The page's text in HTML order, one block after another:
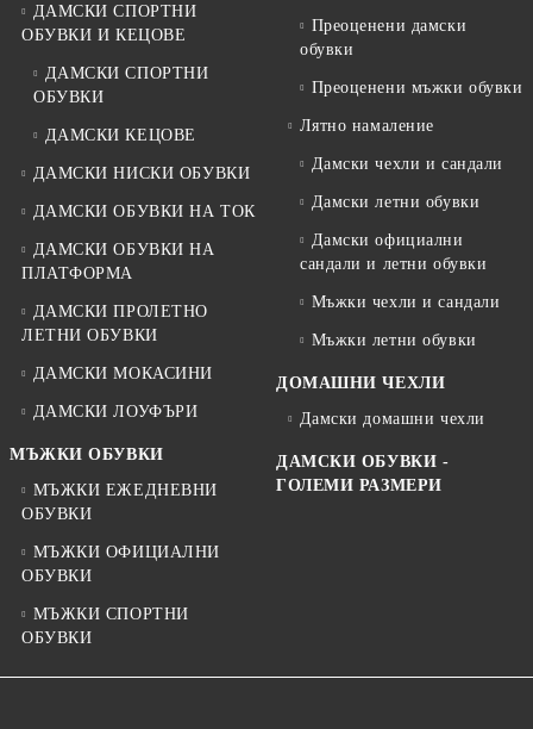
ДАМСКИ СПОРТНИ
ОБУВКИ И КЕЦОВЕ
ДАМСКИ СПОРТНИ
ОБУВКИ
ДАМСКИ КЕЦОВЕ
ДАМСКИ НИСКИ ОБУВКИ
ДАМСКИ ОБУВКИ НА ТОК
ДАМСКИ ОБУВКИ НА
ПЛАТФОРМА
ДАМСКИ ПРОЛЕТНО
ЛЕТНИ ОБУВКИ
ДАМСКИ МОКАСИНИ
ДАМСКИ ЛОУФЪРИ
МЪЖКИ ОБУВКИ
МЪЖКИ ЕЖЕДНЕВНИ
ОБУВКИ
МЪЖКИ ОФИЦИАЛНИ
ОБУВКИ
МЪЖКИ СПОРТНИ
ОБУВКИ
Преоценени дамски
обувки
Преоценени мъжки обувки
Лятно намаление
Дамски чехли и сандали
Дамски летни обувки
Дамски официални
сандали и летни обувки
Мъжки чехли и сандали
Мъжки летни обувки
ДОМАШНИ ЧЕХЛИ
Дамски домашни чехли
ДАМСКИ ОБУВКИ -
ГОЛЕМИ РАЗМЕРИ